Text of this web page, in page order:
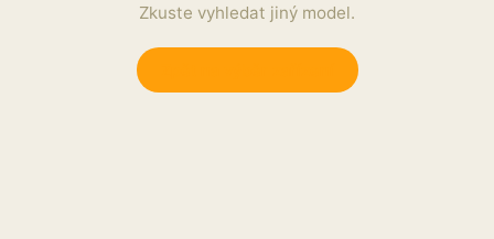
Zkuste vyhledat jiný model.